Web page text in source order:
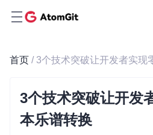
首页 / 3个技术突破让开发者实现
3个技术突破让开发
本乐谱转换